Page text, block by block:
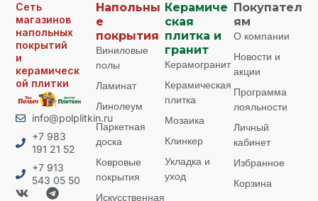
Сеть
магазинов
напольных
покрытий
и
керамическ
ой плитки
info@polplitkin.ru
+7 983
191 21 52
+7 913
543 05 50
Напольны
е
покрытия
Виниловые
полы
Ламинат
Линолеум
Паркетная
доска
Ковровые
покрытия
Искусственная
Керамиче
ская
плитка и
гранит
Керамогранит
Керамическая
плитка
Мозаика
Клинкер
Укладка и
уход
Покупател
ям
О компании
Новости и
акции
Программа
лояльности
Личный
кабинет
Избранное
Корзина